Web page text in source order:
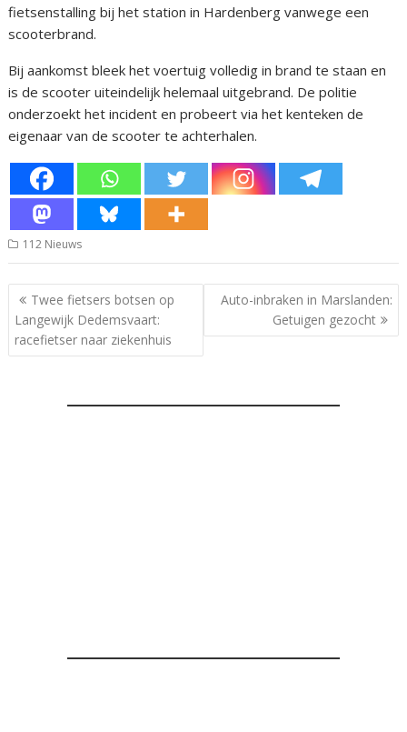
fietsenstalling bij het station in Hardenberg vanwege een
scooterbrand.
Bij aankomst bleek het voertuig volledig in brand te staan en
is de scooter uiteindelijk helemaal uitgebrand. De politie
onderzoekt het incident en probeert via het kenteken de
eigenaar van de scooter te achterhalen.
112 Nieuws
Bericht
navigatie
Twee fietsers botsen op
Langewijk Dedemsvaart:
racefietser naar ziekenhuis
Auto-inbraken in Marslanden:
Getuigen gezocht